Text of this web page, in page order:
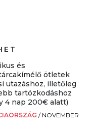
és
ötletek
utazáshoz, illetőleg
tartózkodáshoz
4 nap 200€ alatt)
/ NOVEMBER